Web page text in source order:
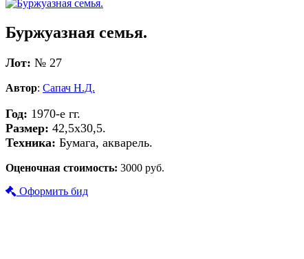
Буржуазная семья.
Лот: № 27
Автор: Сапач Н.Д.
Год: 1970-е гг.
Размер: 42,5x30,5.
Техника: Бумага, акварель.
Оценочная стоимость: 3000 руб.
Оформить бид